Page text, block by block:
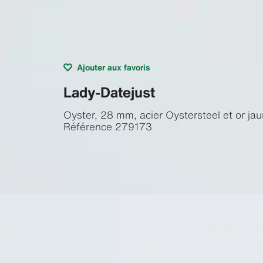
Ajouter aux favoris
Lady-Datejust
Oyster, 28 mm, acier Oystersteel et or
Référence 279173